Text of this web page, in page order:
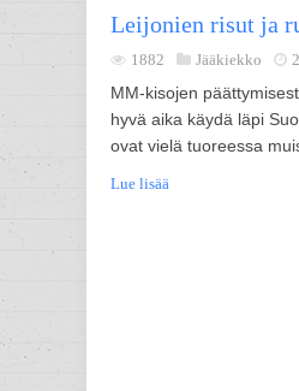
Leijonien risut ja
1882 Jääkiekko
MM-kisojen
hyvä aika käydä läpi
ovat vielä tuoreessa
Lue lisää